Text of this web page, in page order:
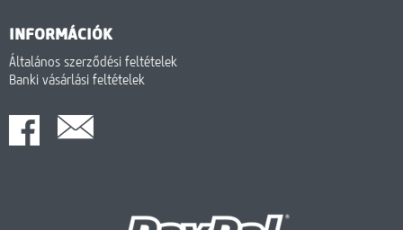
INFORMÁCIÓK
Általános szerződési feltételek
Banki vásárlási feltételek